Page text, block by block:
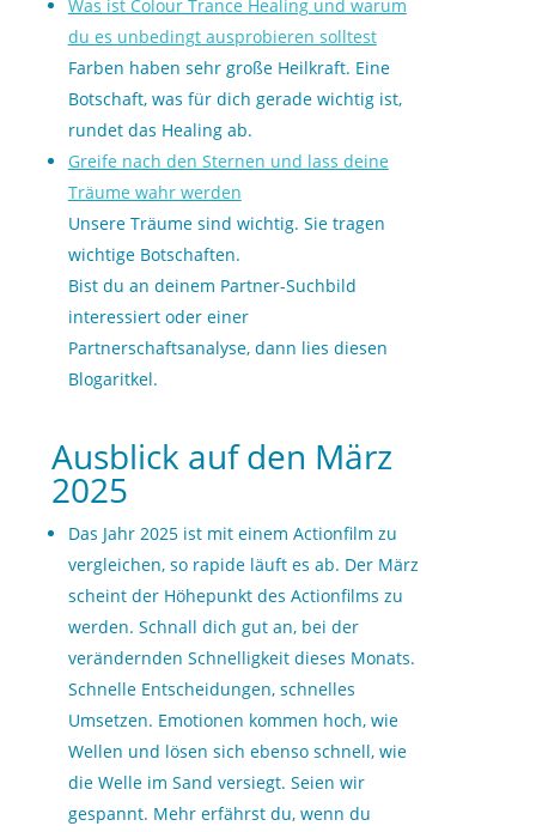
Was ist Colour Trance Healing und warum
du es unbedingt ausprobieren solltest
Farben haben sehr große Heilkraft. Eine
Botschaft, was für dich gerade wichtig ist,
rundet das Healing ab.
Greife nach den Sternen und lass deine
Träume wahr werden
Unsere Träume sind wichtig. Sie tragen
wichtige Botschaften.
Bist du an deinem Partner-Suchbild
interessiert oder einer
Partnerschaftsanalyse, dann lies diesen
Blogaritkel.
Ausblick auf den März
2025
Das Jahr 2025 ist mit einem Actionfilm zu
vergleichen, so rapide läuft es ab. Der März
scheint der Höhepunkt des Actionfilms zu
werden. Schnall dich gut an, bei der
verändernden Schnelligkeit dieses Monats.
Schnelle Entscheidungen, schnelles
Umsetzen. Emotionen kommen hoch, wie
Wellen und lösen sich ebenso schnell, wie
die Welle im Sand versiegt. Seien wir
gespannt. Mehr erfährst du, wenn du